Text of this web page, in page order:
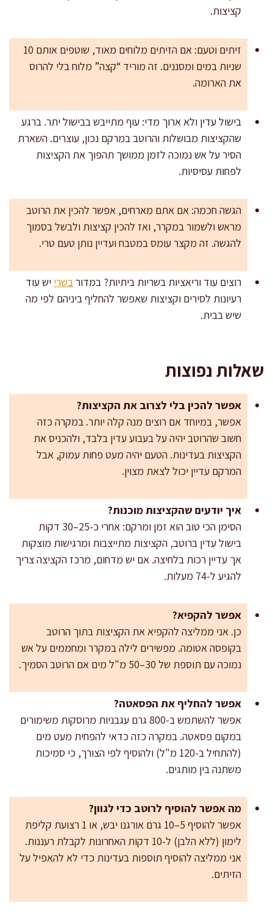
קציצות.
זיתים וטעם: אם הזיתים מלוחים מאוד, שוטפים אותם 10
שניות במים ומסננים. זה מוריד “קצה” מלוח בלי להרוס
את הארומה.
בישול עדין ולא ארוך מדי: עוף מתייבש בבישול יתר. ברגע
שהקציצות מבושלות והרוטב במרקם נכון, עוצרים. השארת
הסיר על אש נמוכה לזמן ממושך תהפוך את הקציצות
לפחות עסיסיות.
הגשה חכמה: אם אתם מארחים, אפשר להכין את הרוטב
מראש ולשמור במקרר, ואז להכין קציצות ולבשל בסמוך
להגשה. זה מקצר עומס במטבח ועדיין נותן טעם טרי.
רוצים עוד וריאציות בשריות ביתיות? במדורבשרי יש עוד
רעיונות לסירים וקציצות שאפשר להחליף ביניהם לפי מה
שיש בבית.
שאלות נפוצות
אפשר להכין בלי לצרוב את הקציצות?
אפשר, במיוחד אם רוצים מנה קלה יותר. במקרה כזה
חשוב שהרוטב יהיה על בעבוע עדין בלבד, ולהכניס את
הקציצות בעדינות. הטעם יהיה מעט פחות עמוק, אבל
המרקם עדיין יכול לצאת מצוין.
איך יודעים שהקציצות מוכנות?
הסימן הכי טוב הוא זמן ומרקם: אחרי כ-25–30 דקות
בישול עדין ברוטב, הקציצות מתייצבות ומרגישות מוצקות
אך עדיין רכות בלחיצה. אם יש מדחום, מרכז הקציצה צריך
להגיע ל-74 מעלות.
אפשר להקפיא?
כן. אני ממליצה להקפיא את הקציצות בתוך הרוטב
בקופסה אטומה. מפשירים לילה במקרר ומחממים על אש
נמוכה עם תוספת של 30–50 מ"ל מים אם הרוטב הסמיך.
אפשר להחליף את הפסאטה?
אפשר להשתמש ב-800 גרם עגבניות מרוסקות משימורים
במקום פסאטה. במקרה כזה כדאי להפחית מעט מים
(להתחיל ב-120 מ"ל) ולהוסיף לפי הצורך, כי סמיכות
משתנה בין מותגים.
מה אפשר להוסיף לרוטב כדי לגוון?
אפשר להוסיף 5–10 גרם אורגנו יבש, או 1 רצועת קליפת
לימון (ללא הלבן) ל-10 דקות האחרונות לקבלת רעננות.
אני ממליצה להוסיף תוספות בעדינות כדי לא להאפיל על
הזיתים.